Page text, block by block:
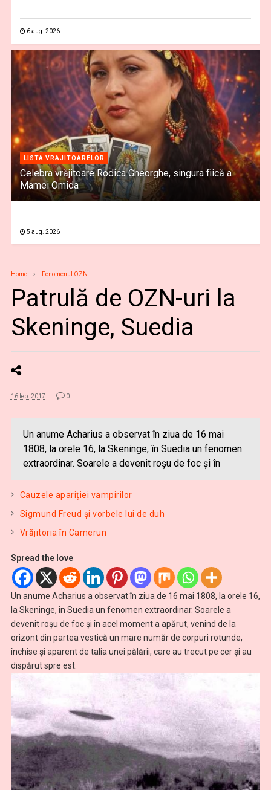
6 aug. 2026
LISTA VRAJITOARELOR
Celebra vrăjitoare Rodica Gheorghe, singura fiică a
Mamei Omida
5 aug. 2026
Home Fenomenul OZN
Patrulă de OZN-uri la
Skeninge, Suedia
16 feb. 2017 0
Un anume Acharius a observat în ziua de 16 mai
1808, la orele 16, la Skeninge, în Suedia un fenomen
extraordinar. Soarele a devenit roşu de foc şi în
Cauzele apariției vampirilor
Sigmund Freud şi vorbele lui de duh
Vrăjitoria în Camerun
Spread the love
Un anume Acharius a observat în ziua de 16 mai 1808, la orele 16,
la Skeninge, în Suedia un fenomen extraordinar. Soarele a
devenit roşu de foc şi în acel moment a apărut, venind de la
orizont din partea vestică un mare număr de corpuri rotunde,
închise şi aparent de talia unei pălării, care au trecut pe cer şi au
dispărut spre est.